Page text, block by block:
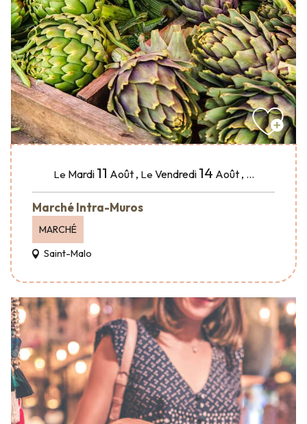
Le Mardi 11 Août, Le Vendredi 14 Août, ...
Marché Intra-Muros
MARCHÉ
Saint-Malo